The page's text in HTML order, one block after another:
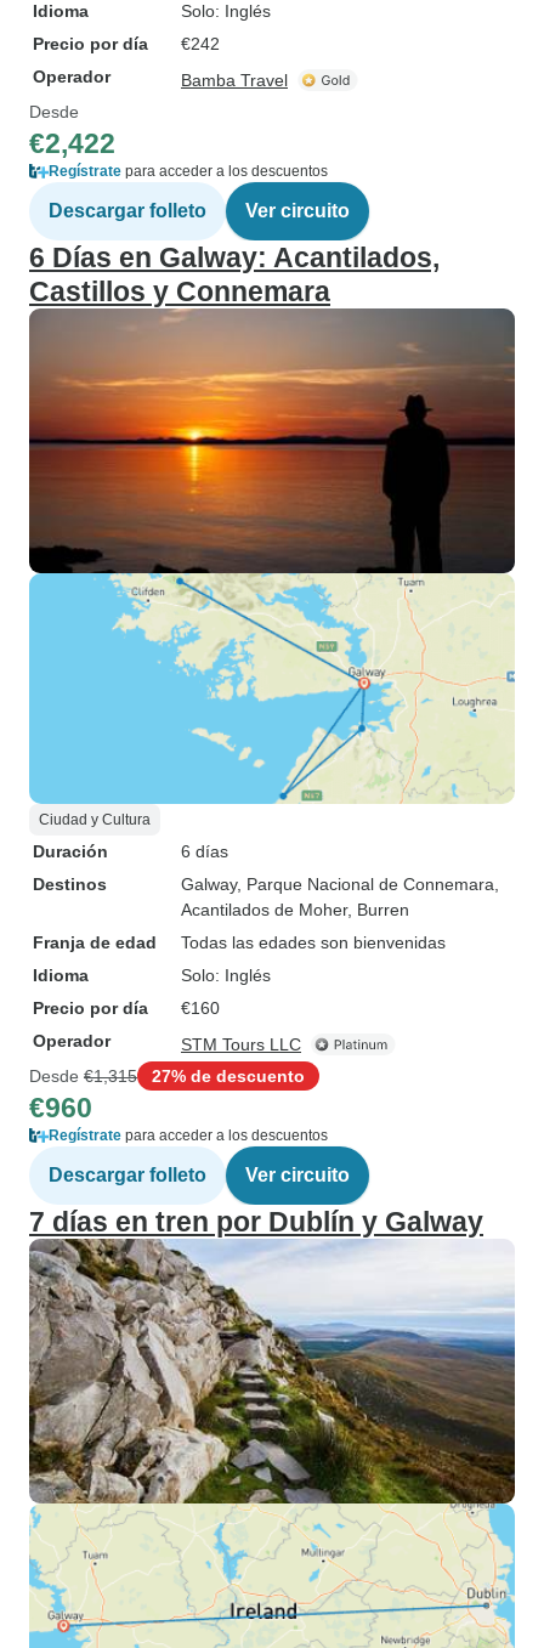
Idioma
Solo: Inglés
Precio por día
€242
Operador
Bamba Travel
Desde
€2,422
Regístrate para acceder a los descuentos
Descargar folleto Ver circuito
6 Días en Galway: Acantilados,
Castillos y Connemara
Ciudad y Cultura
Duración
6 días
Destinos
Galway, Parque Nacional de Connemara
Acantilados de Moher, Burren
Franja de edad
Todas las edades son bienvenidas
Idioma
Solo: Inglés
Precio por día
€160
Operador
STM Tours LLC
Desde €1,315 27% de descuento
€960
Regístrate para acceder a los descuentos
Descargar folleto Ver circuito
7 días en tren por Dublín y Galway